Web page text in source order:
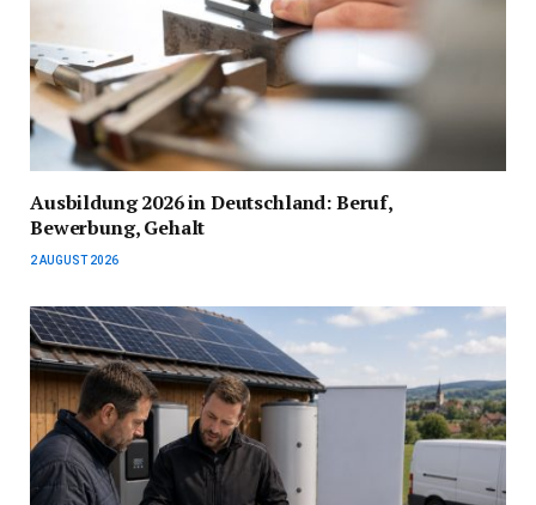
Ausbildung 2026 in Deutschland: Beruf,
Bewerbung, Gehalt
2 AUGUST 2026